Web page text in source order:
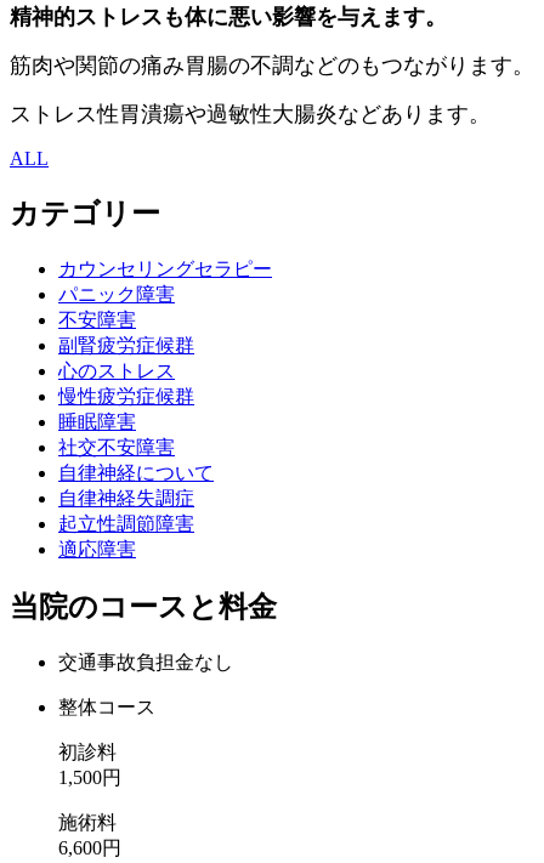
精神的ストレスも体に悪い影響を与えます。
筋肉や関節の痛み胃腸の不調などのもつながります。
ストレス性胃潰瘍や過敏性大腸炎などあります。
ALL
カテゴリー
カウンセリングセラピー
パニック障害
不安障害
副腎疲労症候群
心のストレス
慢性疲労症候群
睡眠障害
社交不安障害
自律神経について
自律神経失調症
起立性調節障害
適応障害
当院のコースと料金
交通事故負担金なし
整体コース
初診料
1,500円
施術料
6,600円